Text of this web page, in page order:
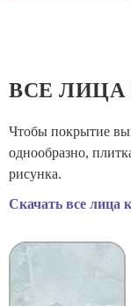
Количество штук в
Вес коробки: 30.5
Объем коробки:
Назначение:
ВСЕ
Чтобы покрытие
однообразно,
рисунка.
Скачать все лица